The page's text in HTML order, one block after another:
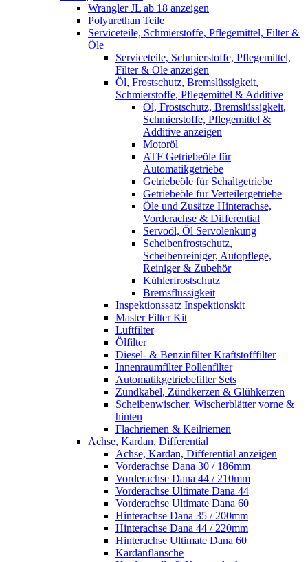
Wrangler JL ab 18 anzeigen
Polyurethan Teile
Serviceteile, Schmierstoffe, Pflegemittel, Filter &
Öle
Serviceteile, Schmierstoffe, Pflegemittel,
Filter & Öle anzeigen
Öl, Frostschutz, Bremslüssigkeit,
Schmierstoffe, Pflegemittel & Additive
Öl, Frostschutz, Bremslüssigkeit,
Schmierstoffe, Pflegemittel &
Additive anzeigen
Motoröl
ATF Getriebeöle für
Automatikgetriebe
Getriebeöle für Schaltgetriebe
Getriebeöle für Verteilergetriebe
Öle und Zusätze Hinterachse,
Vorderachse & Differential
Servoöl, Öl Servolenkung
Scheibenfrostschutz,
Scheibenreiniger, Autopflege,
Reiniger & Zubehör
Kühlerfrostschutz
Bremsflüssigkeit
Inspektionssatz Inspektionskit
Master Filter Kit
Luftfilter
Ölfilter
Diesel- & Benzinfilter Kraftstofffilter
Innenraumfilter Pollenfilter
Automatikgetriebefilter Sets
Zündkabel, Zündkerzen & Glühkerzen
Scheibenwischer, Wischerblätter vorne &
hinten
Flachriemen & Keilriemen
Achse, Kardan, Differential
Achse, Kardan, Differential anzeigen
Vorderachse Dana 30 / 186mm
Vorderachse Dana 44 / 210mm
Vorderachse Ultimate Dana 44
Vorderachse Ultimate Dana 60
Hinterachse Dana 35 / 200mm
Hinterachse Dana 44 / 220mm
Hinterachse Ultimate Dana 60
Kardanflansche